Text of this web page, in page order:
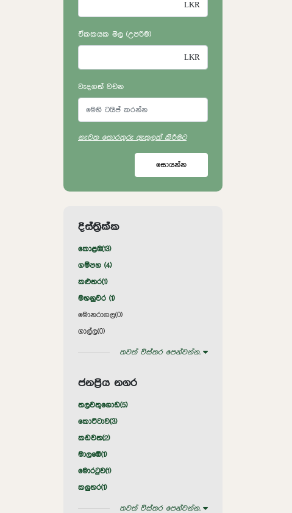
ඒකකයක මිල (උපරිම)
වැදගත් වචන
නැවත තොරතුරු ඇතුලත් කිරීමට
සොයන්න
දිස්ත්‍රික්ක
කොළඹ(13)
ගම්පහ (4)
කළුතර(1)
මහනුවර (1)
මොනරාගල(0)
ගාල්ල(0)
තවත් විස්තර පෙන්වන්න.
ජනප්‍රිය නගර
තලවතුගොඩ(5)
කොට්ටාව(3)
කඩවත(2)
මාලඹේ(1)
මොරටුව(1)
කලුතර(1)
තවත් විස්තර පෙන්වන්න.